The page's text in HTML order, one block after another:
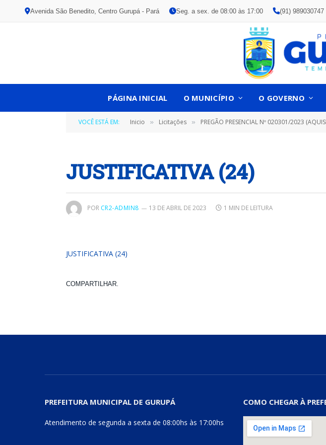
Avenida São Benedito, Centro Gurupá - Pará Seg. a sex. de 08:00 às 17:00 (91) 989030747
PÁGINA INICIAL O MUNICÍPIO O GOVERNO
VOCÊ ESTÁ EM: Inicio » Licitações » PREGÃO PRESENCIAL Nº 020301/2023 (AQUISIÇÃO DE
JUSTIFICATIVA (24)
POR CR2-ADMIN8 13 DE ABRIL DE 2023 1 MIN DE LEITURA
JUSTIFICATIVA (24)
COMPARTILHAR.
PREFEITURA MUNICIPAL DE GURUPÁ
Atendimento de segunda a sexta de 08:00hs às 17:00hs
COMO CHEGAR À